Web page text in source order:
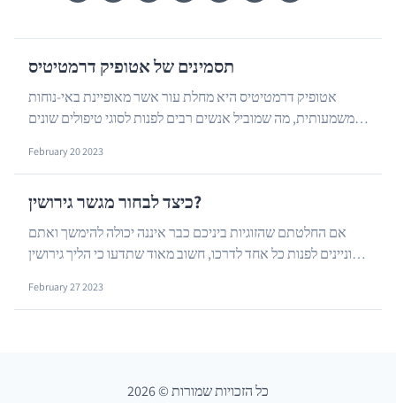
תסמינים של אטופיק דרמטיטיס
אטופיק דרמטיטיס היא מחלת עור אשר מאופיינת באי-נוחות
משמעותית, מה שמוביל אנשים רבים לפנות לסוגי טיפולים שונים
February 20 2023
כיצד לבחור מגשר גירושין?
אם החלטתם שהזוגיות ביניכם כבר איננה יכולה להימשך ואתם
מעוניינים לפנות כל אחד לדרכו, חשוב מאוד שתדעו כי הליך גירושין
February 27 2023
כל הזכויות שמורות©
2026